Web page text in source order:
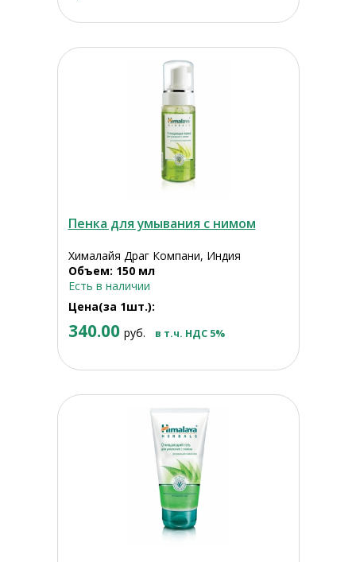
Пенка для умывания с нимом
Хималайя Драг Компани, Индия
Объем: 150 мл
Есть в наличии
Цена(за 1шт.):
340.00 руб. в т.ч. НДС 5%